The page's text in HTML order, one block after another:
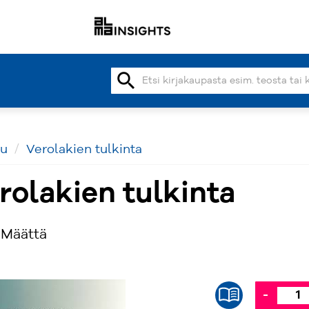
search
Verolakien tulkinta
tulkinta
-